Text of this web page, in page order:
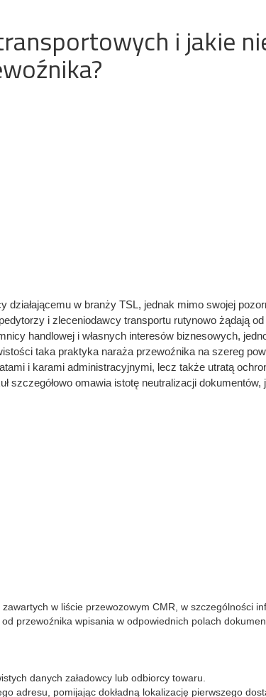
i jakie
w branży TSL, jednak mimo swojej
i zleceniodawcy transportu rutynowo żądają
handlowej i własnych interesów biznesowych,
taka praktyka naraża przewoźnika na szereg
i karami administracyjnymi, lecz także utratą
szczegółowo omawia istotę neutralizacji dokumentów,
w liście przewozowym CMR, w szczególności
przewoźnika wpisania w odpowiednich polach
danych załadowcy lub odbiorcy towaru.
adresu, pomijając dokładną lokalizację pierwszego